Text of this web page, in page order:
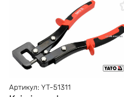
Артикул: YT-51311